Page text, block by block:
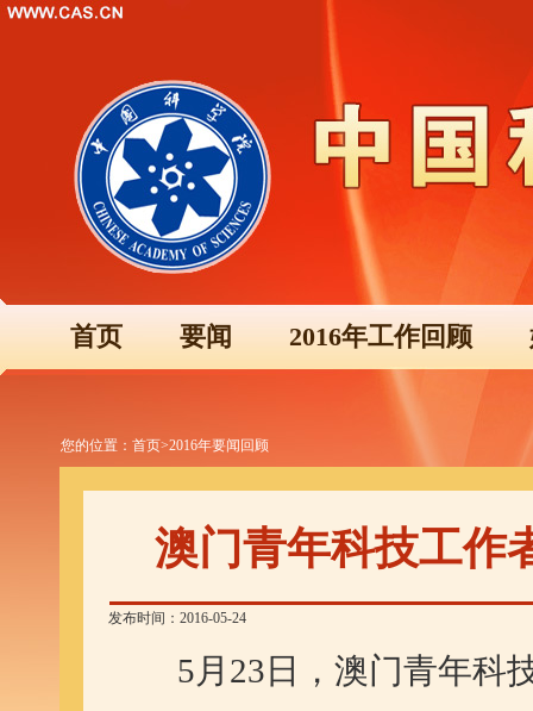
首页 要闻 2016年工作回顾
您的位置： 首页>2016年要闻回顾
澳门青年科技工作
发布时间：2016-05-24
5月23日，澳门青年科技